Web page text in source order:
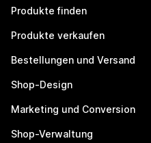
Produkte finden
Produkte verkaufen
Bestellungen und Versand
Shop-Design
Marketing und Conversion
Shop-Verwaltung